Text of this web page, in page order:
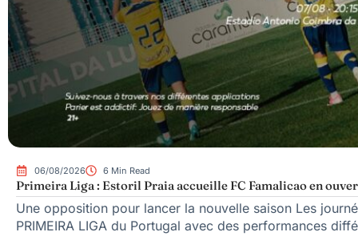
06/08/2026 6 Min Read
Primeira Liga : Estoril Praia accueille FC Famalicao en
Une opposition pour lancer la nouvelle saison Les
PRIMEIRA LIGA du Portugal avec des performances